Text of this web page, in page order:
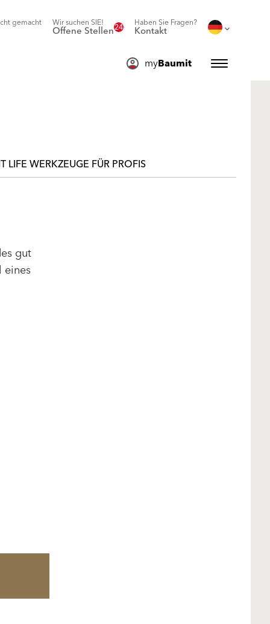
gemacht Wir suchen SIE!
Offene Stellen24 Haben Sie Fragen?
Kontakt
myBaumit
LIFE WERKZEUGE FÜR PROFIS
gut
eines